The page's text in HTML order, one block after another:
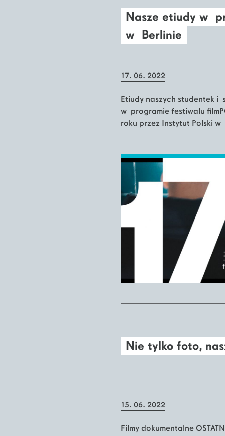
Nasze etiudy w
w Berlinie
17. 06. 2022
Etiudy naszych studentek i
w programie festiwalu
roku przez Instytut Polski w
Nie tylko foto,
15. 06. 2022
Filmy dokumentalne